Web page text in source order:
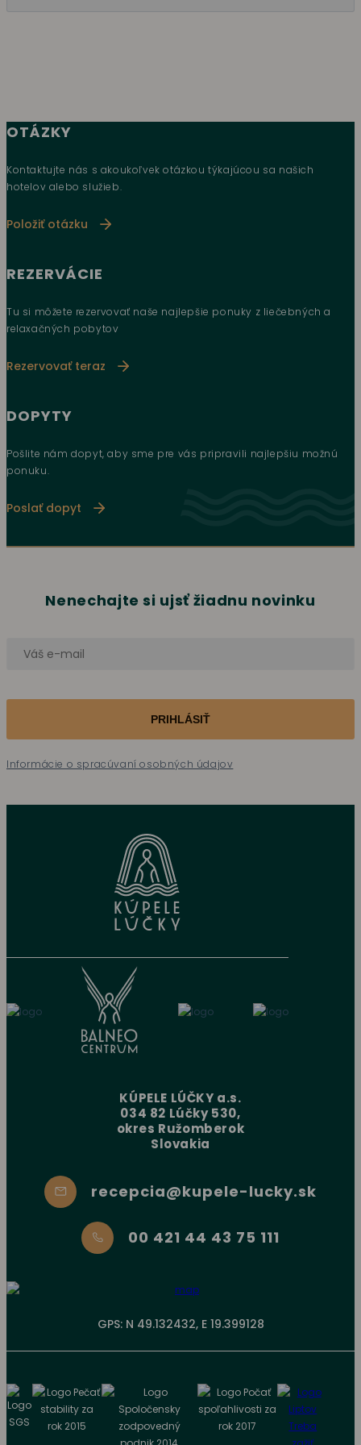
OTÁZKY
Kontaktujte nás s akoukoľvek otázkou týkajúcou sa našich
hotelov alebo služieb.
Položiť otázku
REZERVÁCIE
Tu si môžete rezervovať naše najlepšie ponuky z liečebných a
relaxačných pobytov
Rezervovať teraz
DOPYTY
Pošlite nám dopyt, aby sme pre vás pripravili najlepšiu možnú
ponuku.
Poslať dopyt
Nenechajte si ujsť žiadnu novinku
PRIHLÁSIŤ
Informácie o spracúvaní osobných údajov
KÚPELE LÚČKY a.s.
034 82 Lúčky 530,
okres Ružomberok
Slovakia
recepcia@kupele-lucky.sk
00 421 44 43 75 111
GPS: N 49.132432, E 19.399128